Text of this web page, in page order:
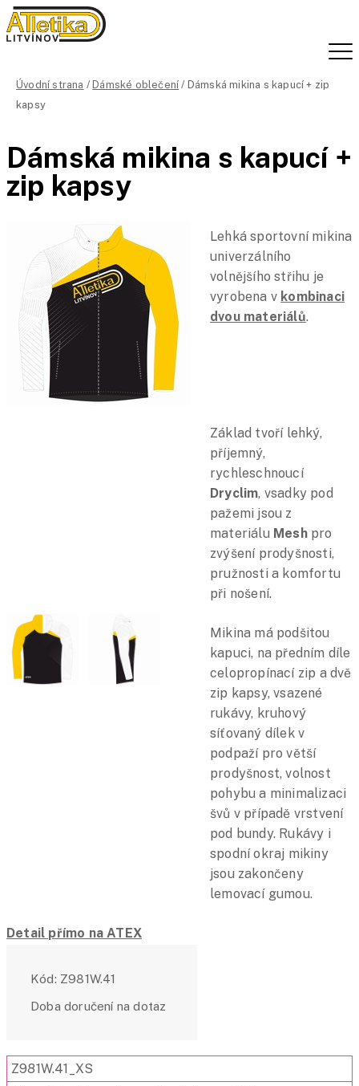
Úvodní strana /Dámské oblečení / Dámská mikina s kapucí + zip
kapsy
Dámská mikina s kapucí +
zip kapsy
Lehká sportovní mikina
univerzálního
volnějšího střihu je
vyrobena v kombinaci
dvou materiálů.
Základ tvoří lehký,
příjemný,
rychleschnoucí
Dryclim, vsadky pod
pažemi jsou z
materiálu Mesh pro
zvýšení prodyšnosti,
pružnosti a komfortu
při nošení.
Mikina má podšitou
kapuci, na předním díle
celopropínací zip a dvě
zip kapsy, vsazené
rukávy, kruhový
síťovaný dílek v
podpaží pro větší
prodyšnost, volnost
pohybu a minimalizaci
švů v případě vrstvení
pod bundy. Rukávy i
spodní okraj mikiny
jsou zakončeny
lemovací gumou.
Detail přímo na ATEX
Kód: Z981W.41
Doba doručení na dotaz
Z981W.41_XS